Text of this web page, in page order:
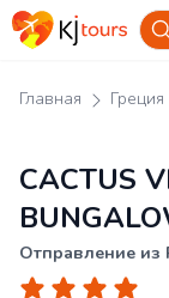
Главная Греция
CACTUS
Отправление из